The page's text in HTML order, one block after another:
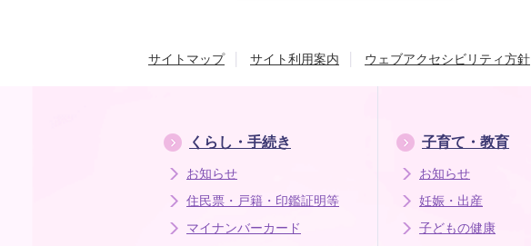
サイトマップ サイト利用案内 ウェブアクセシビリティ方針
くらし・手続き
お知らせ
住民票・戸籍・印鑑証明等
マイナンバーカード
子育て・教育
お知らせ
妊娠・出産
子どもの健康